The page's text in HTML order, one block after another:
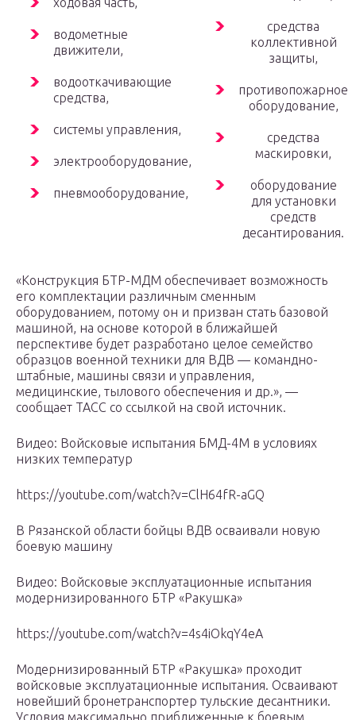
водометные
движители,
водооткачивающие
средства,
системы управления,
электрооборудование,
пневмооборудование,
средства
коллективной
защиты,
противопожарное
оборудование,
средства
маскировки,
оборудование
для установки
средств
десантирования.
«Конструкция БТР-МДМ обеспечивает возможность
его комплектации различным сменным
оборудованием, потому он и призван стать базовой
машиной, на основе которой в ближайшей
перспективе будет разработано целое семейство
образцов военной техники для ВДВ — командно-
штабные, машины связи и управления,
медицинские, тылового обеспечения и др.», —
сообщает ТАСС со ссылкой на свой источник.
Видео: Войсковые испытания БМД-4М в условиях
низких температур
https://youtube.com/watch?v=ClH64fR-aGQ
В Рязанской области бойцы ВДВ осваивали новую
боевую машину
Видео: Войсковые эксплуатационные испытания
модернизированного БТР «Ракушка»
https://youtube.com/watch?v=4s4iOkqY4eA
Модернизированный БТР «Ракушка» проходит
войсковые эксплуатационные испытания. Осваивают
новейший бронетранспортер тульские десантники.
Условия максимально приближенные к боевым.